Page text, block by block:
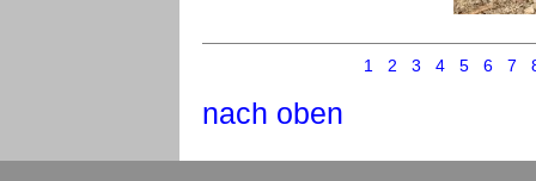
1 2 3 4 5 6 7
nach oben